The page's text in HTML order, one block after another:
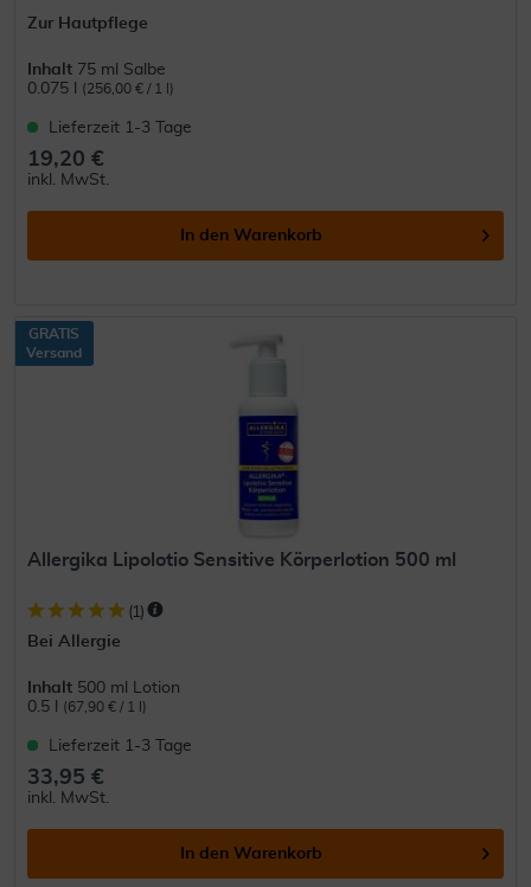
Zur Hautpflege
Inhalt 75 ml Salbe
0.075 l
(256,00 € / 1 l)
Lieferzeit 1-3 Tage
19,20 €
inkl. MwSt.
In den Warenkorb
GRATIS
Versand
Allergika Lipolotio Sensitive Körperlotion 500 ml
(1)
Bei Allergie
Inhalt 500 ml Lotion
0.5 l
(67,90 € / 1 l)
Lieferzeit 1-3 Tage
33,95 €
inkl. MwSt.
In den Warenkorb